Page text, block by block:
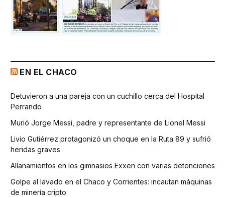
EN EL CHACO
Detuvieron a una pareja con un cuchillo cerca del Hospital
Perrando
Murió Jorge Messi, padre y representante de Lionel Messi
Livio Gutiérrez protagonizó un choque en la Ruta 89 y sufrió
heridas graves
Allanamientos en los gimnasios Exxen con varias detenciones
Golpe al lavado en el Chaco y Corrientes: incautan máquinas
de minería cripto